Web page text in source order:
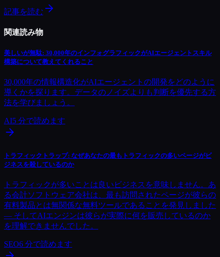
記事を読む
関連読み物
美しいが無駄: 30,000年のインフォグラフィックがAIエージェントスキル
構築について教えてくれること
30,000年の情報構造化がAIエージェントの開発をどのように
導くかを探ります。データのノイズよりも判断を優先する方
法を学びましょう。
AI5 分で読めます
トラフィックトラップ: なぜあなたの最もトラフィックの多いページがビ
ジネスを殺しているのか
トラフィックが多いことは良いビジネスを意味しません。あ
る会計ソフトウェア会社は、最も訪問されたページが彼らの
有料製品とは無関係な無料ツールであることを発見しました
— そしてAIエンジンは彼らが実際に何を販売しているのか
を理解できませんでした。
SEO6 分で読めます